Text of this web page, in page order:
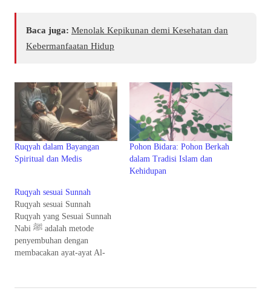
Baca juga: Menolak Kepikunan demi Kesehatan dan
Kebermanfaatan Hidup
Ruqyah dalam Bayangan
Spiritual dan Medis
Pohon Bidara: Pohon Berkah
dalam Tradisi Islam dan
Kehidupan
Ruqyah sesuai Sunnah
Ruqyah sesuai Sunnah
Ruqyah yang Sesuai Sunnah
Nabi ﷺ adalah metode
penyembuhan dengan
membacakan ayat-ayat Al-
mengobati gangguan jin,